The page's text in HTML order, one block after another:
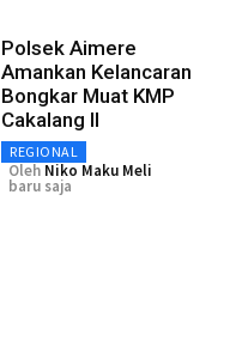
Polsek Aimere
Amankan Kelancaran
Bongkar Muat KMP
Cakalang II
REGIONAL
Oleh Niko Maku Meli
baru saja